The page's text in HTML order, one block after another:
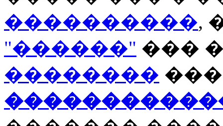
����������,
"������" ���
��������